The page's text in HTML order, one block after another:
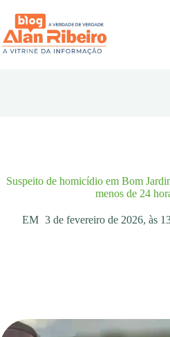
para
conteúdo
Suspeito de homicídio em Bom
menos de 24
EM 3 de fevereiro de 2026, às